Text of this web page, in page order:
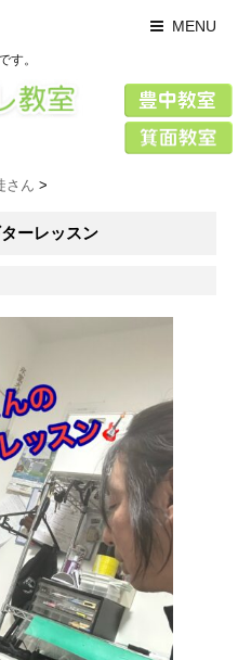
MENU
す。
さん >
ーレッスン